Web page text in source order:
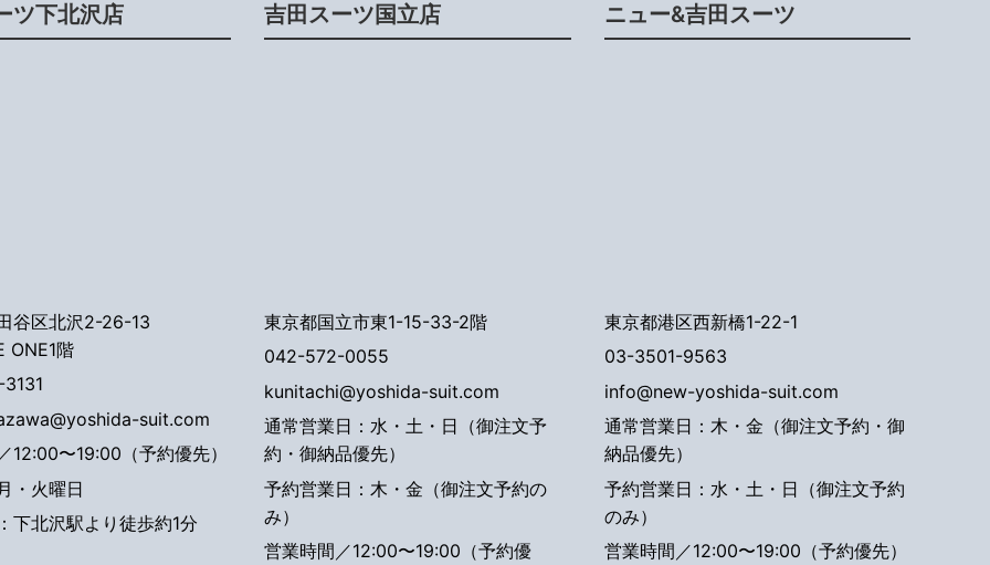
ツ下北沢店
谷区北沢2-26-13
ONE1階
suit.com
12:00〜19:00（予約優先）
・火曜日
下北沢駅より徒歩約1分
吉田スーツ国立店
東京都国立市東1-15-33-2階
042-572-0055
kunitachi@yoshida-suit.com
通常営業日：水・土・日（御注文予
約・御納品優先）
予約営業日：木・金（御注文予約の
み）
営業時間／12:00〜19:00（予約優
ニュー&吉田スーツ
東京都港区西新橋1-22-1
03-3501-9563
info@new-yoshida-suit.com
通常営業日：木・金（御注文予約・御
納品優先）
予約営業日：水・土・日（御注文予約
のみ）
営業時間／12:00〜19:00（予約優先）